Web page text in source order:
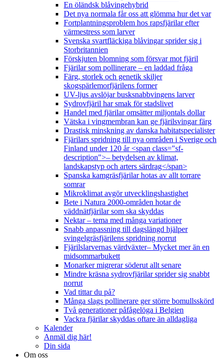
En öländsk blåvingehybrid
Det nya normala får oss att glömma hur det var
Fortplantningsproblem hos rapsfjärilar efter
värmestress som larver
Svenska svartfläckiga blåvingar sprider sig i
Storbritannien
Förskjuten blomning som försvar mot fjäril
Fjärilar som pollinerare – en laddad fråga
Färg, storlek och genetik skiljer
skogspärlemorfjärilens former
UV-ljus avslöjar busksnabbvingens larver
Sydrovfjäril har smak för stadslivet
Handel med fjärilar omsätter miljontals dollar
Vätska i vingmembran kan ge fjärilsvingar färg
Drastisk minskning av danska habitatspecialister
Fjärilars spridning till nya områden i Sverige och
Finland under 120 år <span class="sf-
description">– betydelsen av klimat,
landskapstyp och arters särdrag</span>
Spanska kamgräsfjärilar hotas av allt torrare
somrar
Mikroklimat avgör utvecklingshastighet
Bete i Natura 2000-områden hotar de
väddnätfjärilar som ska skyddas
Nektar – tema med många variationer
Snabb anpassning till dagslängd hjälper
svingelgräsfjärilens spridning norrut
Fjärilslarvernas värdväxter– Mycket mer än en
midsommarbukett
Monarker migrerar söderut allt senare
Mindre kräsna sydrovfjärilar sprider sig snabbt
norrut
Vad tittar du på?
Många slags pollinerare ger större bomullsskörd
Två generationer påfågelöga i Belgien
Vackra fjärilar skyddas oftare än alldagliga
Kalender
Anmäl dig här!
Din sida
Om oss